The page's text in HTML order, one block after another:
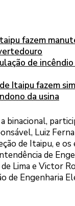
fazem
de
Itaipu fazem
da usina
binacional,
Luiz
de Itaipu, e
de
Lima e Victor
de Engenharia